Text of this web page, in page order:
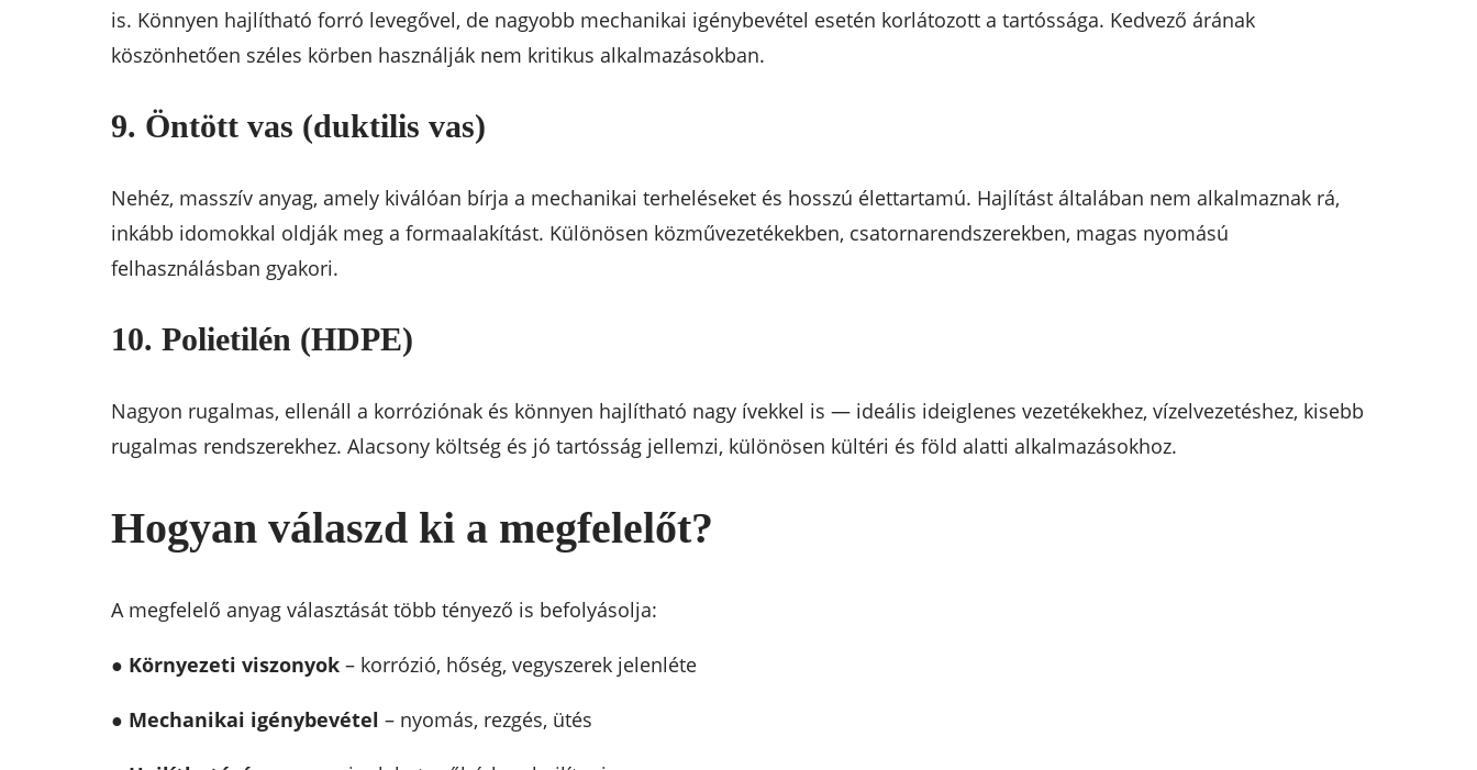
is. Könnyen hajlítható forró levegővel, de nagyobb mechanikai igénybevétel esetén korlátozott a tartóssága. Kedvező árának
köszönhetően széles körben használják nem kritikus alkalmazásokban.
9. Öntött vas (duktilis vas)
Nehéz, masszív anyag, amely kiválóan bírja a mechanikai terheléseket és hosszú élettartamú. Hajlítást általában nem alkalmaznak rá,
inkább idomokkal oldják meg a formaalakítást. Különösen közművezetékekben, csatornarendszerekben, magas nyomású
felhasználásban gyakori.
10. Polietilén (HDPE)
Nagyon rugalmas, ellenáll a korróziónak és könnyen hajlítható nagy ívekkel is — ideális ideiglenes vezetékekhez, vízelvezetéshez, kisebb
rugalmas rendszerekhez. Alacsony költség és jó tartósság jellemzi, különösen kültéri és föld alatti alkalmazásokhoz.
Hogyan válaszd ki a megfelelőt?
A megfelelő anyag választását több tényező is befolyásolja:
● Környezeti viszonyok– korrózió, hőség, vegyszerek jelenléte
● Mechanikai igénybevétel – nyomás, rezgés, ütés